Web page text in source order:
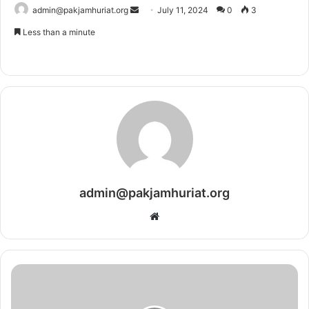
admin@pakjamhuriat.org
a
m
a
i
July 11, 2024 0 3
Less than a minute
admin@pakjamhuriat.org
b
s